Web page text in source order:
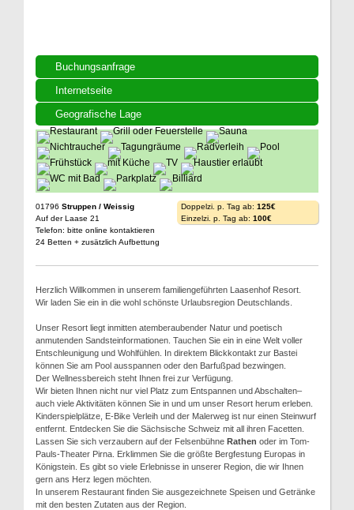
Buchungsanfrage
Internetseite
Geografische Lage
01796 Struppen / Weissig
Auf der Laase 21
Telefon: bitte online kontaktieren
24 Betten + zusätzlich Aufbettung
Doppelzi. p. Tag ab: 125€
Einzelzi. p. Tag ab: 100€
Herzlich Willkommen in unserem familiengeführten Laasenhof Resort.
Wir laden Sie ein in die wohl schönste Urlaubsregion Deutschlands.
Unser Resort liegt inmitten atemberaubender Natur und poetisch
anmutenden Sandsteinformationen. Tauchen Sie ein in eine Welt voller
Entschleunigung und Wohlfühlen. In direktem Blickkontakt zur Bastei
können Sie am Pool ausspannen oder den Barfußpad bezwingen.
Der Wellnessbereich steht Ihnen frei zur Verfügung.
Wir bieten Ihnen nicht nur viel Platz zum Entspannen und Abschalten–
auch viele Aktivitäten können Sie in und um unser Resort herum erleben.
Kinderspielplätze, E-Bike Verleih und der Malerweg ist nur einen Steinwurf
entfernt. Entdecken Sie die Sächsische Schweiz mit all ihren Facetten.
Lassen Sie sich verzaubern auf der Felsenbühne Rathen oder im Tom-
Pauls-Theater Pirna. Erklimmen Sie die größte Bergfestung Europas in
Königstein. Es gibt so viele Erlebnisse in unserer Region, die wir Ihnen
gern ans Herz legen möchten.
In unserem Restaurant finden Sie ausgezeichnete Speisen und Getränke
mit den besten Zutaten aus der Region.